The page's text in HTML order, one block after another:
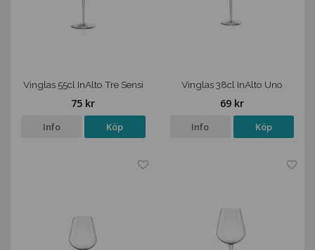
Vinglas 55cl InAlto Tre Sensi
75 kr
Info Köp
Vinglas 38cl InAlto Uno
69 kr
Info Köp